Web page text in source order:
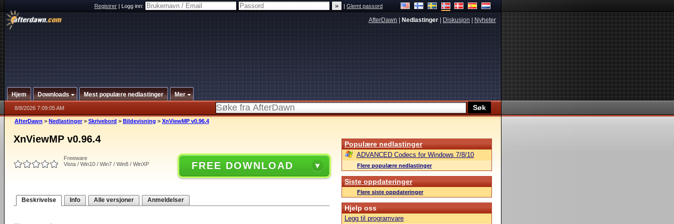
Registrer|Logg inn: |Glemt passord
AfterDawn Nedlastinger Diskusjon Nyheter
Hjem Downloads Mest populære nedlastinger Mer
8/8/2026 7:09:05 AM
AfterDawn > Nedlastinger > Skrivebord > Bildevisning > XnViewMP v0.96.4
XnViewMP v0.96.4
Freeware
Vista / Win10 / Win7 / Win8 / WinXP
FREE DOWNLOAD
Beskrivelse Info Alle versjoner Anmeldelser
Populære nedlastinger
ADVANCED Codecs for Windows 7/8/10
Flere populære nedlastinger
Siste oppdateringer
Flere siste oppdateringer
Hjelp oss
Legg til programvare